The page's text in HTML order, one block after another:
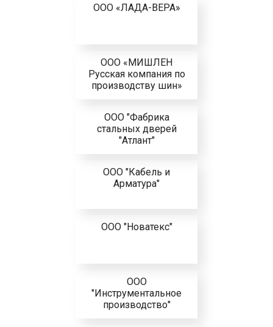
ООО «ЛАДА-ВЕРА»
ООО «МИШЛЕН
Русская компания по
производству шин»
ООО "Фабрика
стальных дверей
"Атлант"
ООО "Кабель и
Арматура"
ООО "Новатекс"
ООО
"Инструментальное
производство"